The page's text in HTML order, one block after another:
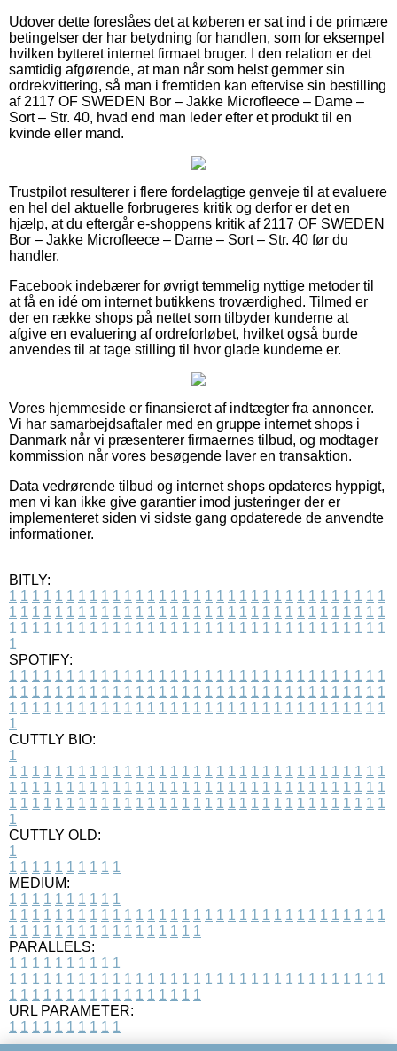
Udover dette foreslåes det at køberen er sat ind i de primære
betingelser der har betydning for handlen, som for eksempel
hvilken bytteret internet firmaet bruger. I den relation er det
samtidig afgørende, at man når som helst gemmer sin
ordrekvittering, så man i fremtiden kan eftervise sin bestilling
af 2117 OF SWEDEN Bor – Jakke Microfleece – Dame –
Sort – Str. 40, hvad end man leder efter et produkt til en
kvinde eller mand.
Trustpilot resulterer i flere fordelagtige genveje til at evaluere
en hel del aktuelle forbrugeres kritik og derfor er det en
hjælp, at du eftergår e-shoppens kritik af 2117 OF SWEDEN
Bor – Jakke Microfleece – Dame – Sort – Str. 40 før du
handler.
Facebook indebærer for øvrigt temmelig nyttige metoder til
at få en idé om internet butikkens troværdighed. Tilmed er
der en række shops på nettet som tilbyder kunderne at
afgive en evaluering af ordreforløbet, hvilket også burde
anvendes til at tage stilling til hvor glade kunderne er.
Vores hjemmeside er finansieret af indtægter fra annoncer.
Vi har samarbejdsaftaler med en gruppe internet shops i
Danmark når vi præsenterer firmaernes tilbud, og modtager
kommission når vores besøgende laver en transaktion.
Data vedrørende tilbud og internet shops opdateres hyppigt,
men vi kan ikke give garantier imod justeringer der er
implementeret siden vi sidste gang opdaterede de anvendte
informationer.
BITLY:
1 1 1 1 1 1 1 1 1 1 1 1 1 1 1 1 1 1 1 1 1 1 1 1 1 1 1 1 1 1 1 1 1
1 1 1 1 1 1 1 1 1 1 1 1 1 1 1 1 1 1 1 1 1 1 1 1 1 1 1 1 1 1 1 1 1
1 1 1 1 1 1 1 1 1 1 1 1 1 1 1 1 1 1 1 1 1 1 1 1 1 1 1 1 1 1 1 1 1
1
SPOTIFY:
1 1 1 1 1 1 1 1 1 1 1 1 1 1 1 1 1 1 1 1 1 1 1 1 1 1 1 1 1 1 1 1 1
1 1 1 1 1 1 1 1 1 1 1 1 1 1 1 1 1 1 1 1 1 1 1 1 1 1 1 1 1 1 1 1 1
1 1 1 1 1 1 1 1 1 1 1 1 1 1 1 1 1 1 1 1 1 1 1 1 1 1 1 1 1 1 1 1 1
1
CUTTLY BIO:
1
1 1 1 1 1 1 1 1 1 1 1 1 1 1 1 1 1 1 1 1 1 1 1 1 1 1 1 1 1 1 1 1 1
1 1 1 1 1 1 1 1 1 1 1 1 1 1 1 1 1 1 1 1 1 1 1 1 1 1 1 1 1 1 1 1 1
1 1 1 1 1 1 1 1 1 1 1 1 1 1 1 1 1 1 1 1 1 1 1 1 1 1 1 1 1 1 1 1 1
1
CUTTLY OLD:
1
1 1 1 1 1 1 1 1 1 1
MEDIUM:
1 1 1 1 1 1 1 1 1 1
1 1 1 1 1 1 1 1 1 1 1 1 1 1 1 1 1 1 1 1 1 1 1 1 1 1 1 1 1 1 1 1 1
1 1 1 1 1 1 1 1 1 1 1 1 1 1 1 1 1
PARALLELS:
1 1 1 1 1 1 1 1 1 1
1 1 1 1 1 1 1 1 1 1 1 1 1 1 1 1 1 1 1 1 1 1 1 1 1 1 1 1 1 1 1 1 1
1 1 1 1 1 1 1 1 1 1 1 1 1 1 1 1 1
URL PARAMETER:
1 1 1 1 1 1 1 1 1 1